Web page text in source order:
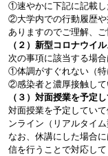
①速やかに下記に記載し
②大学内での行動履歴や
ありますのでご理解、ご
（２）新型コロナウイ
次の事項に該当する場合
①体調がすぐれない（特
②感染者と濃厚接触して
（３）対面授業を予定
対面授業を予定してい
ンライン（リアルタイ
なお、休講にした場合
信を行うことで対応して